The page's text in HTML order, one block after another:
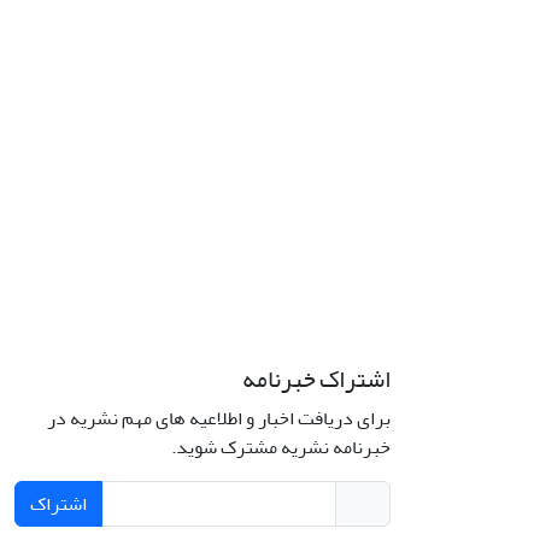
اشتراک خبرنامه
برای دریافت اخبار و اطلاعیه های مهم نشریه در
خبرنامه نشریه مشترک شوید.
اشتراک